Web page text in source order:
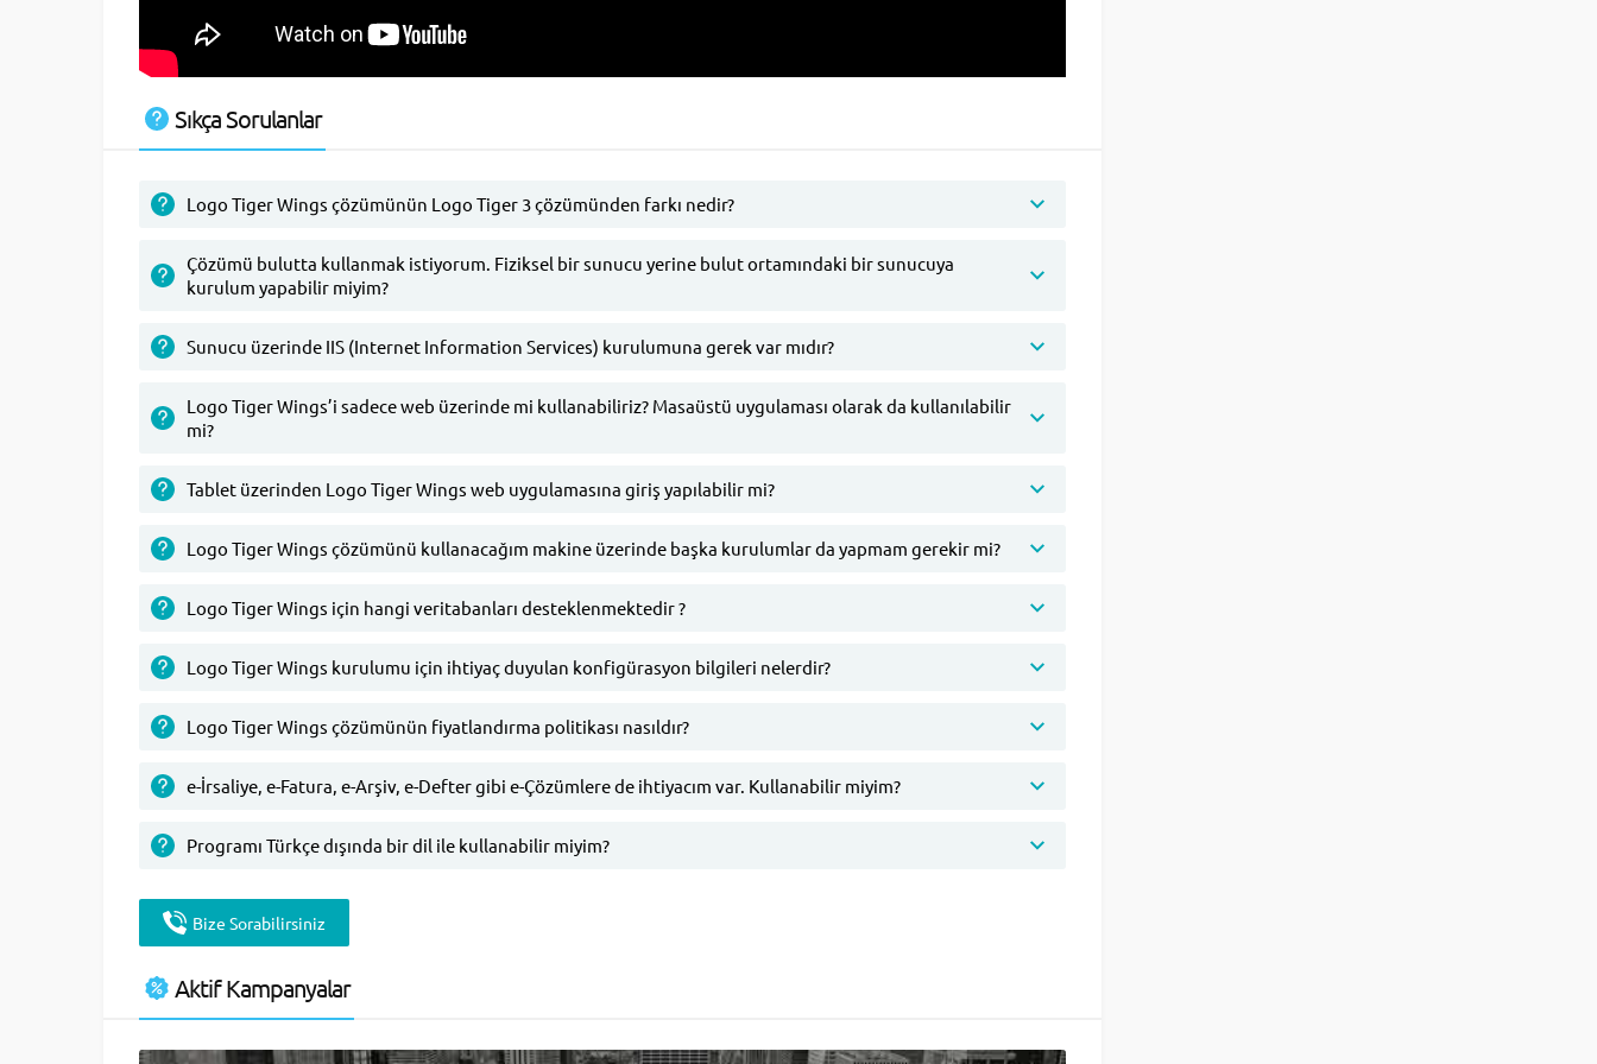
Sıkça Sorulanlar
Logo Tiger Wings çözümünün Logo Tiger 3 çözümünden farkı nedir?
Çözümü bulutta kullanmak istiyorum. Fiziksel bir sunucu yerine bulut ortamındaki bir sunucuya
kurulum yapabilir miyim?
Sunucu üzerinde IIS (Internet Information Services) kurulumuna gerek var mıdır?
Logo Tiger Wings’i sadece web üzerinde mi kullanabiliriz? Masaüstü uygulaması olarak da kullanılabilir
mi?
Tablet üzerinden Logo Tiger Wings web uygulamasına giriş yapılabilir mi?
Logo Tiger Wings çözümünü kullanacağım makine üzerinde başka kurulumlar da yapmam gerekir mi?
Logo Tiger Wings için hangi veritabanları desteklenmektedir ?
Logo Tiger Wings kurulumu için ihtiyaç duyulan konfigürasyon bilgileri nelerdir?
Logo Tiger Wings çözümünün fiyatlandırma politikası nasıldır?
e-İrsaliye, e-Fatura, e-Arşiv, e-Defter gibi e-Çözümlere de ihtiyacım var. Kullanabilir miyim?
Programı Türkçe dışında bir dil ile kullanabilir miyim?
Bize Sorabilirsiniz
Aktif Kampanyalar